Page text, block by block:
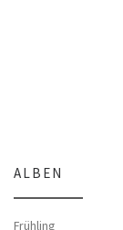
ALBEN
Frühling